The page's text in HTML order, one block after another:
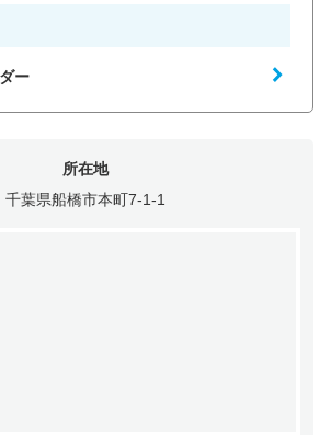
ー
所在地
千葉県船橋市本町7-1-1